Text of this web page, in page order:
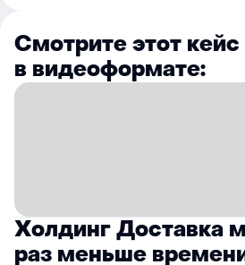
Смотрите этот кейс
в видеоформате:
Холдинг Доставка
раз меньше